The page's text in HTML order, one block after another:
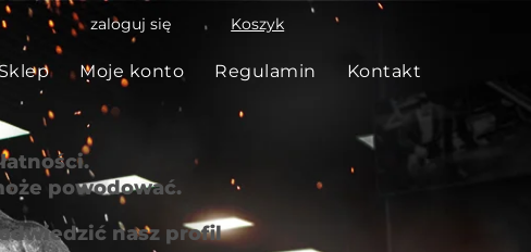
Koszyk
zaloguj się
Sklep Moje konto Regulamin Kontakt
powodować.
nasz profil